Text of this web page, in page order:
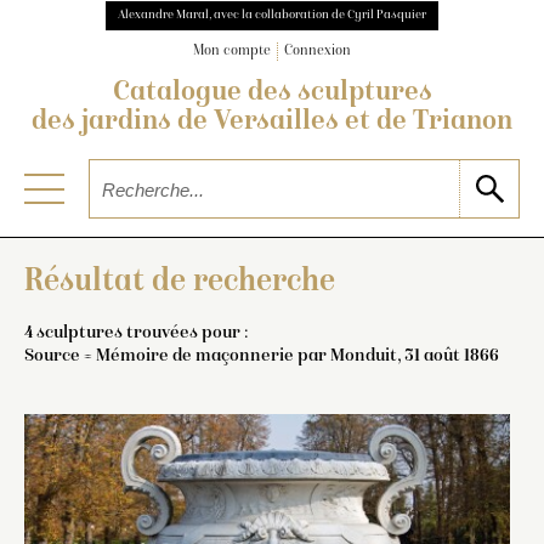
Alexandre Maral, avec la collaboration de Cyril Pasquier
Mon compte Connexion
Catalogue des sculptures
des jardins de Versailles et de Trianon
Résultat de recherche
4 sculptures trouvées pour :
Source = Mémoire de maçonnerie par Monduit, 31 août 1866